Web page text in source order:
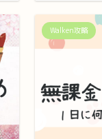
Walken攻略